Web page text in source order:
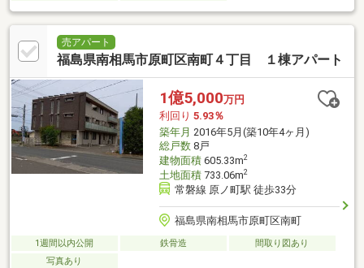
売アパート
福島県南相馬市原町区南町４丁目 １棟アパート
1億5,000万円
利回り 5.93％
築年月 2016年5月(築10年4ヶ月)
総戸数8戸
建物面積605.33m2
土地面積733.06m2
常磐線 原ノ町駅 徒歩33分
福島県南相馬市原町区南町
1週間以内公開 鉄骨造
間取り図あり
写真あり